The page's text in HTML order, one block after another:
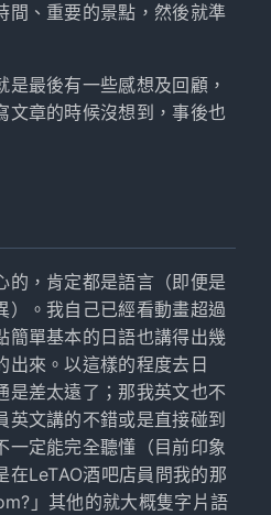
間、重要的景點，然後就準
最後有一些感想及回顧，
文章的時候沒想到，事後也
的，肯定都是語言（即便是
）。我自己已經看動畫超過
簡單基本的日語也講得出幾
出來。以這樣的程度去日
是差太遠了；那我英文也不
文講的不錯或是直接碰到
一定能完全聽懂（目前印象
在LeTAO酒吧店員問我的那
」其他的就大概隻字片語